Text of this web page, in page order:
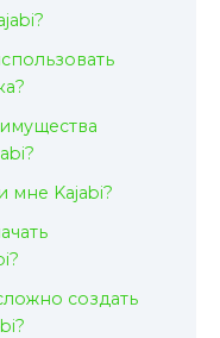
мне Kajabi?
создать